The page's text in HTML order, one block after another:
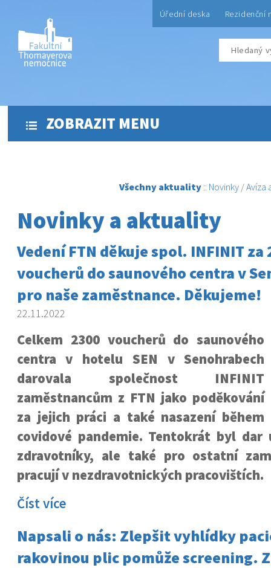
Úřední deska Rezidenční
ZOBRAZIT MENU
Všechny aktuality :: Novinky /Avíza
Novinky a aktuality
Vedení FTN děkuje spol. INFINIT za
voucherů do saunového centra v
pro naše zaměstnance. Děkujeme!
22.11.2022
Celkem 2300 voucherů do saunového
centra v hotelu SEN v Senohrabech
darovala společnost INFINIT
zaměstnancům z FTN jako poděkování
za jejich práci a také nasazení během
covidové pandemie. Tentokrát byl dar
zdravotníky, ale také pro ostatní
pracují v nezdravotnických pracovištích.
Číst více
Napsali o nás: Zlepšit vyhlídky
rakovinou plic pomůže screening.